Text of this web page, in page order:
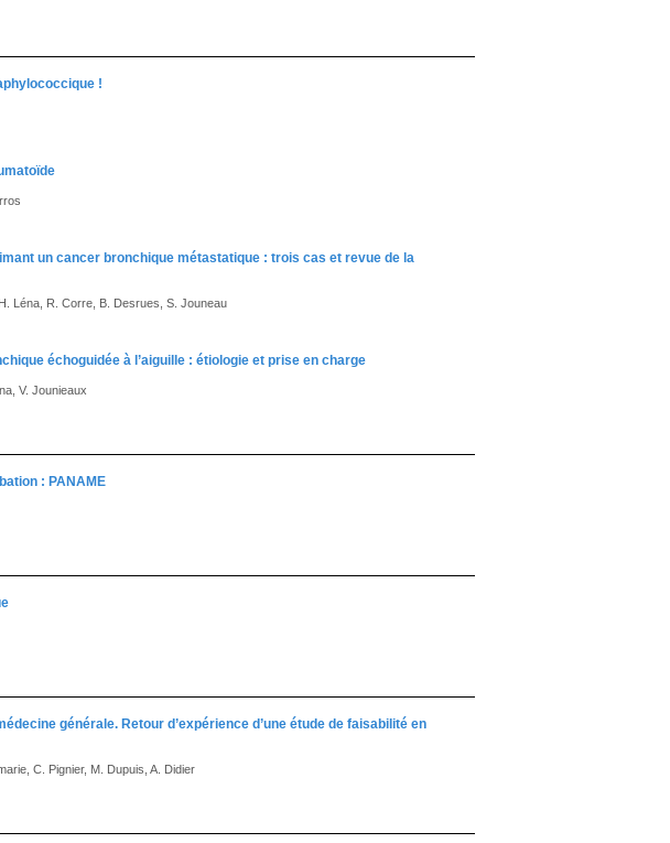
!
un cancer bronchique métastatique : trois cas et revue de la
Léna, R. Corre, B. Desrues, S. Jouneau
échoguidée à l’aiguille : étiologie et prise en charge
V. Jounieaux
: PANAME
générale. Retour d’expérience d’une étude de faisabilité en
C. Pignier, M. Dupuis, A. Didier